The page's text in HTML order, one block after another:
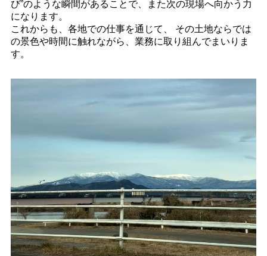
び”のような瞬間があることで、また次の現場へ向かう力
になります。
これからも、各地での仕事を通じて、 その土地ならでは
の景色や時間に触れながら、業務に取り組んでまいりま
す。